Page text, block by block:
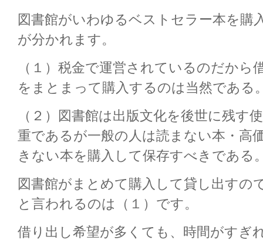
図書館がいわゆるベストセラー本を購
が分かれます。
（１）税金で運営されているのだから
をまとまって購入するのは当然である
（２）図書館は出版文化を後世に残す
重であるが一般の人は読まない本・高
きない本を購入して保存すべきである
図書館がまとめて購入して貸し出すの
と言われるのは（１）です。
借り出し希望が多くても、時間がすぎ